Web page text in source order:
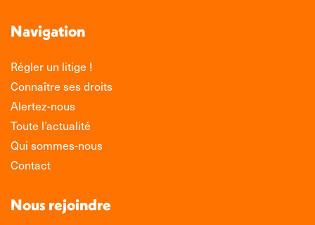
Navigation
Régler un litige !
Connaître ses droits
Alertez-nous
Toute l’actualité
Qui sommes-nous
Contact
Nous rejoindre